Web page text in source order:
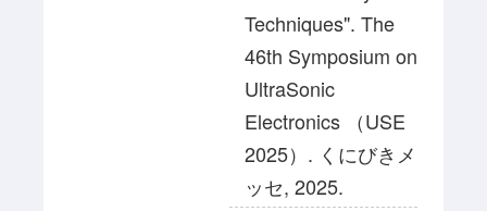
Techniques". The
46th Symposium on
UltraSonic
Electronics （USE
2025）. くにびきメ
ッセ, 2025.